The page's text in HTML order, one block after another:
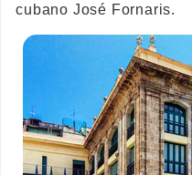
cubano José Fornaris.